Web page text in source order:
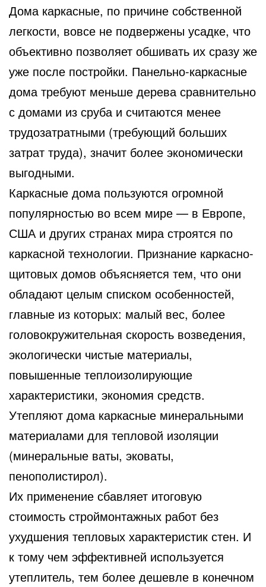
Дома каркасные, по причине собственной
легкости, вовсе не подвержены усадке, что
объективно позволяет обшивать их сразу же
уже после постройки. Панельно-каркасные
дома требуют меньше дерева сравнительно
с домами из сруба и считаются менее
трудозатратными (требующий больших
затрат труда), значит более экономически
выгодными.
Каркасные дома пользуются огромной
популярностью во всем мире — в Европе,
США и других странах мира строятся по
каркасной технологии. Признание каркасно-
щитовых домов объясняется тем, что они
обладают целым списком особенностей,
главные из которых: малый вес, более
головокружительная скорость возведения,
экологически чистые материалы,
повышенные теплоизолирующие
характеристики, экономия средств.
Утепляют дома каркасные минеральными
материалами для тепловой изоляции
(минеральные ваты, эковаты,
пенополистирол).
Их применение сбавляет итоговую
стоимость строймонтажных работ без
ухудшения тепловых характеристик стен. И
к тому чем эффективней используется
утеплитель, тем более дешевле в конечном